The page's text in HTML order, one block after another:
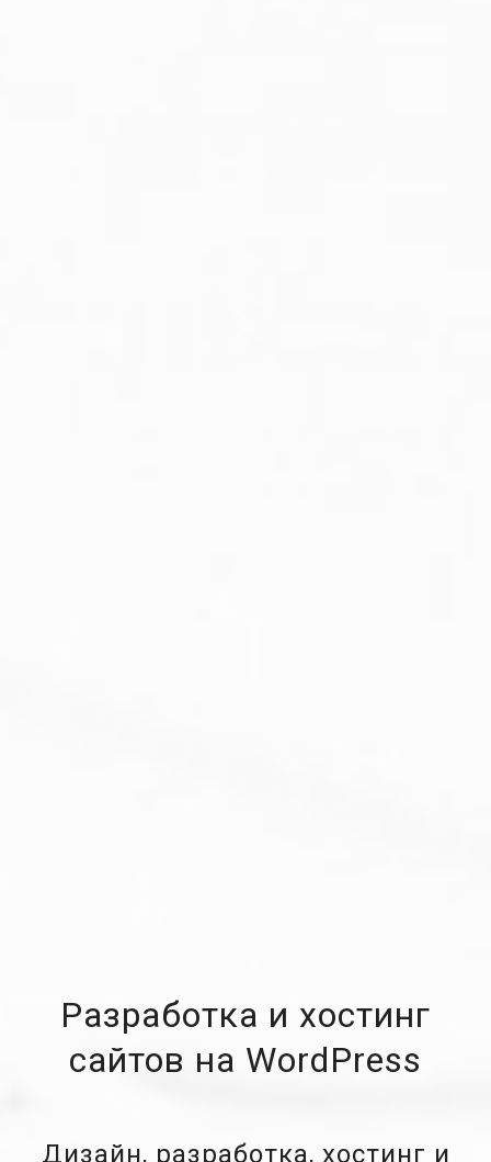
Разработка и хостинг
сайтов на WordPress
Дизайн, разработка, хостинг и